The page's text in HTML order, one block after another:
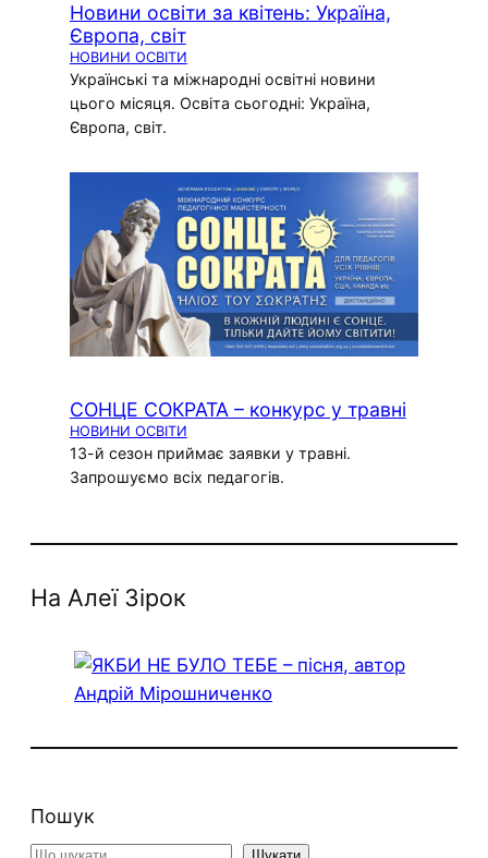
Новини освіти за квітень: Україна,
Європа, світ
НОВИНИ ОСВІТИ
Українські та міжнародні освітні новини
цього місяця. Освіта сьогодні: Україна,
Європа, світ.
СОНЦЕ СОКРАТА – конкурс у травні
НОВИНИ ОСВІТИ
13-й сезон приймає заявки у травні.
Запрошуємо всіх педагогів.
На Алеї Зірок
Пошук